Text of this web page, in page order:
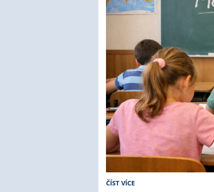
příspěvková
organizace
MENSA
ČÍST VÍCE